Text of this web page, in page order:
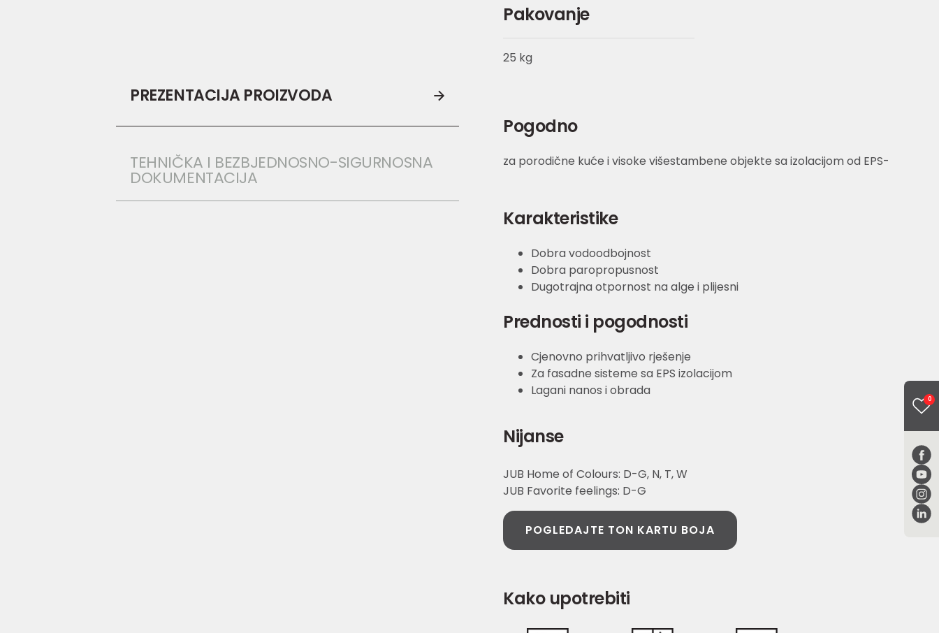
0
PREZENTACIJA PROIZVODA
TEHNIČKA I BEZBJEDNOSNO-SIGURNOSNA
DOKUMENTACIJA
Pakovanje
25 kg
Pogodno
za porodične kuće i visoke višestambene objekte sa izolacijom od EPS-
Karakteristike
Dobra vodoodbojnost
Dobra paropropusnost
Dugotrajna otpornost na alge i plijesni
Prednosti i pogodnosti
Cjenovno prihvatljivo rješenje
Za fasadne sisteme sa EPS izolacijom
Lagani nanos i obrada
Nijanse
JUB Home of Colours: D-G, N, T, W
JUB Favorite feelings: D-G
POGLEDAJTE TON KARTU BOJA
Kako upotrebiti